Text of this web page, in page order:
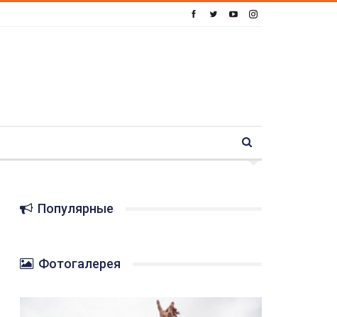
Популярные
Фотогалерея